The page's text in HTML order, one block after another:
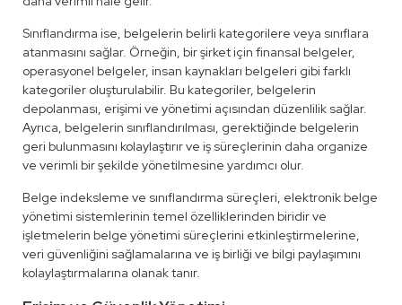
Sınıflandırma ise, belgelerin belirli kategorilere veya sınıflara
atanmasını sağlar. Örneğin, bir şirket için finansal belgeler,
operasyonel belgeler, insan kaynakları belgeleri gibi farklı
kategoriler oluşturulabilir. Bu kategoriler, belgelerin
depolanması, erişimi ve yönetimi açısından düzenlilik sağlar.
Ayrıca, belgelerin sınıflandırılması, gerektiğinde belgelerin
geri bulunmasını kolaylaştırır ve iş süreçlerinin daha organize
ve verimli bir şekilde yönetilmesine yardımcı olur.
Belge indeksleme ve sınıflandırma süreçleri, elektronik belge
yönetimi sistemlerinin temel özelliklerinden biridir ve
işletmelerin belge yönetimi süreçlerini etkinleştirmelerine,
veri güvenliğini sağlamalarına ve iş birliği ve bilgi paylaşımını
kolaylaştırmalarına olanak tanır.